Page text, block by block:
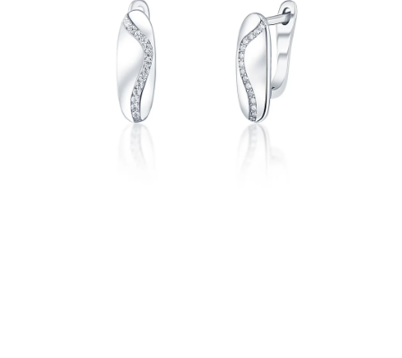
Vrátenie, výmena, reklamácia
Ochrana súkromia